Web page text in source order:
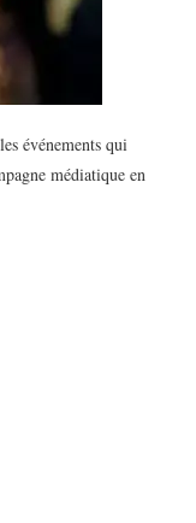
événements qui
médiatique en